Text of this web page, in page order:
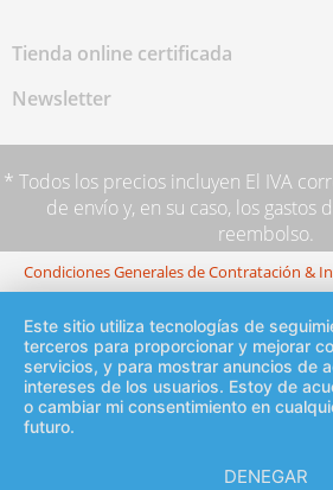
Tienda online certificada
Newsletter
* Todos los precios incluyen El IVA
de envíoy, en su caso, los gastos
reembolso.
Condiciones Generales de Contratación &
Este sitio utiliza tecnologías de
terceros para proporcionar y mejorar
servicios, y para mostrar anuncios de
intereses de los usuarios. Estoy de
o cambiar mi consentimiento en
futuro.
DENEGAR